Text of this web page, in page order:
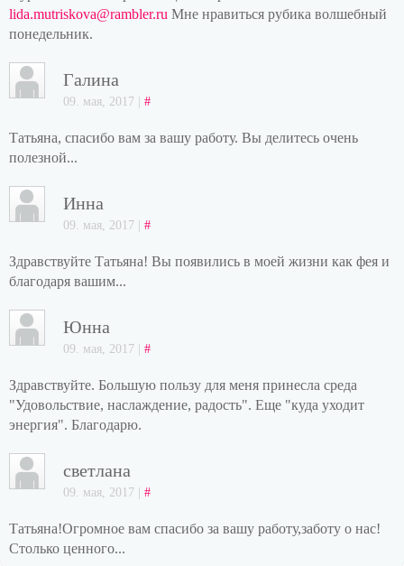
lida.mutriskova@rambler.ru Мне нравиться рубика волшебный
понедельник.
Галина
09. мая, 2017 | #
Татьяна, спасибо вам за вашу работу. Вы делитесь очень
полезной...
Инна
09. мая, 2017 | #
Здравствуйте Татьяна! Вы появились в моей жизни как фея и
благодаря вашим...
Юнна
09. мая, 2017 | #
Здравствуйте. Большую пользу для меня принесла среда
"Удовольствие, наслаждение, радость". Еще "куда уходит
энергия". Благодарю.
светлана
09. мая, 2017 | #
Татьяна!Огромное вам спасибо за вашу работу,заботу о нас!
Столько ценного...